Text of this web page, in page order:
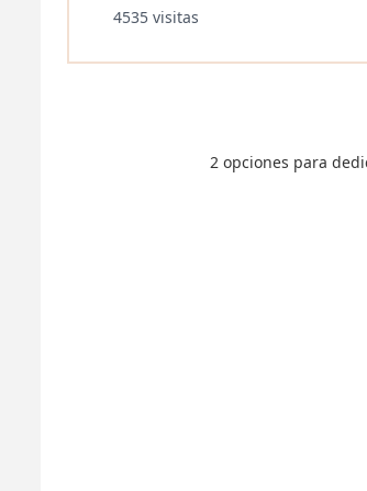
4535 visitas
2 opciones para